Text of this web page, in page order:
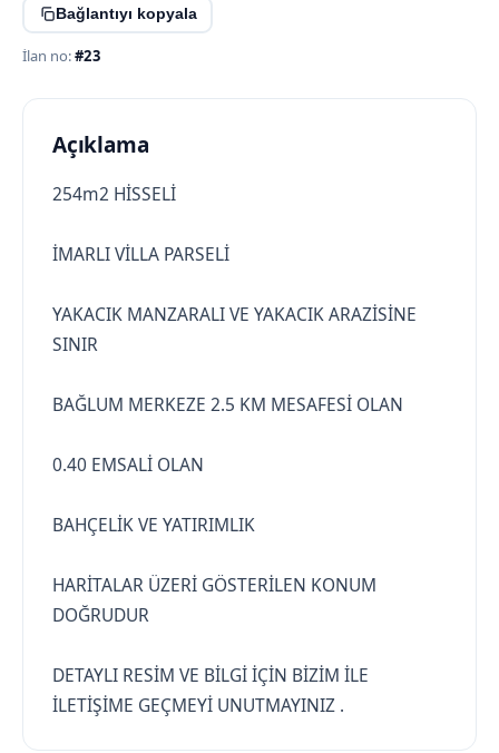
Bağlantıyı kopyala
İlan no:#23
Açıklama
254m2 HİSSELİ
İMARLI VİLLA PARSELİ
YAKACIK MANZARALI VE YAKACIK ARAZİSİNE
SINIR
BAĞLUM MERKEZE 2.5 KM MESAFESİ OLAN
0.40 EMSALİ OLAN
BAHÇELİK VE YATIRIMLIK
HARİTALAR ÜZERİ GÖSTERİLEN KONUM
DOĞRUDUR
DETAYLI RESİM VE BİLGİ İÇİN BİZİM İLE
İLETİŞİME GEÇMEYİ UNUTMAYINIZ .